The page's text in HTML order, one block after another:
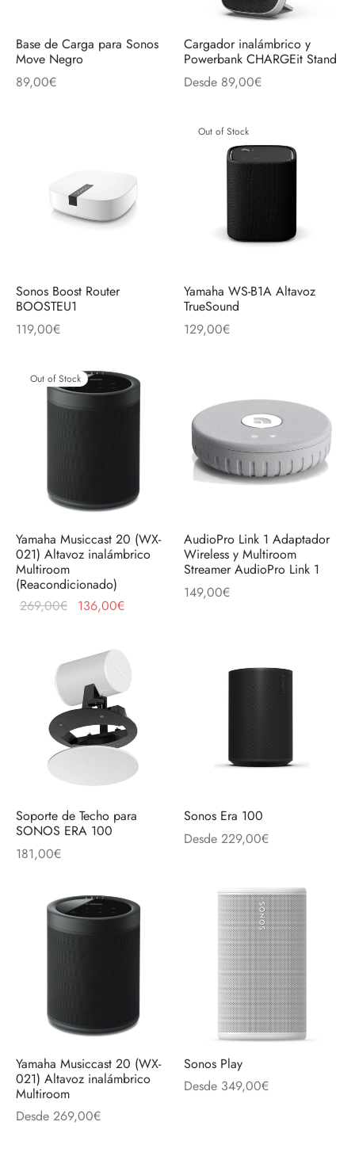
Base de Carga para Sonos
Move Negro
89,00€
Cargador inalámbrico y
Powerbank CHARGEit Stand
Desde 89,00€
Sonos Boost Router
BOOSTEU1
119,00€
Out of Stock
Yamaha WS-B1A Altavoz
TrueSound
129,00€
Out of Stock
Yamaha Musiccast 20 (WX-
021) Altavoz inalámbrico
Multiroom
(Reacondicionado)
269,00€
El precio
269,00€.
136,00€
AudioPro Link 1 Adaptador
Wireless y Multiroom
Streamer AudioPro Link 1
149,00€
Soporte de Techo para
SONOS ERA 100
181,00€
Sonos Era 100
Desde 229,00€
Yamaha Musiccast 20 (WX-
021) Altavoz inalámbrico
Multiroom
Desde 269,00€
Sonos Play
Desde 349,00€